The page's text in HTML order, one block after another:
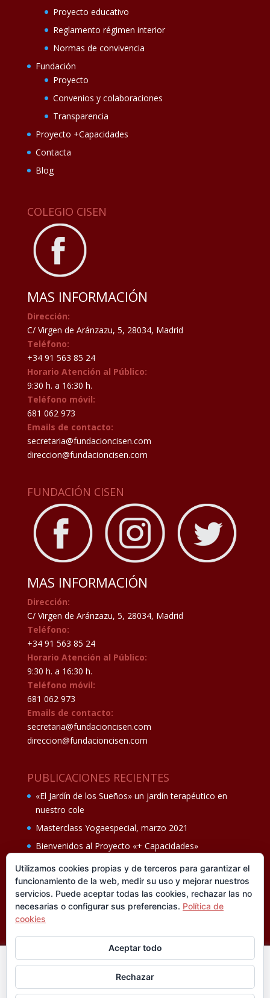
Proyecto educativo
Reglamento régimen interior
Normas de convivencia
Fundación
Proyecto
Convenios y colaboraciones
Transparencia
Proyecto +Capacidades
Contacta
Blog
COLEGIO CISEN
MAS INFORMACIÓN
Dirección:
C/ Virgen de Aránzazu, 5, 28034, Madrid
Teléfono:
+34 91 563 85 24
Horario Atención al Público:
9:30 h. a 16:30 h.
Teléfono móvil:
681 062 973
Emails de contacto:
secretaria@fundacioncisen.com
direccion@fundacioncisen.com
FUNDACIÓN CISEN
MAS INFORMACIÓN
Dirección:
C/ Virgen de Aránzazu, 5, 28034, Madrid
Teléfono:
+34 91 563 85 24
Horario Atención al Público:
9:30 h. a 16:30 h.
Teléfono móvil:
681 062 973
Emails de contacto:
secretaria@fundacioncisen.com
direccion@fundacioncisen.com
PUBLICACIONES RECIENTES
«El Jardín de los Sueños» un jardín terapéutico en
nuestro cole
Masterclass Yogaespecial, marzo 2021
Bienvenidos al Proyecto «+ Capacidades»
Fiesta de fin de curso Los oficios 14 de junio
Ganadores del II Programa educativo Cuídate +
®FUNDACIÓN CISEN. ® Todos los derechos
En esta web utilizamos cookies analíticas, propias y de
terceros, que nos informan sobre sus hábitos de navegación
para mejorar la calidad de nuestros servicios y su experiencia
Utilizamos cookies propias y de terceros para garantizar el
funcionamiento de la web, medir su uso y mejorar nuestros
servicios. Puede aceptar todas las cookies, rechazar las no
necesarias o configurar sus preferencias. Política de
cookies
Aceptar todo
Rechazar